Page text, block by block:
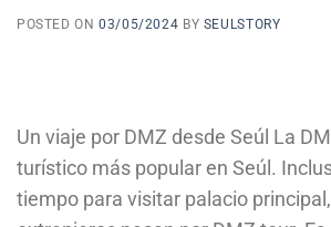
POSTED ON03/05/2024 BY SEULSTORY
Un viaje por DMZ desde Seúl La
turístico más popular en Seúl.
tiempo para visitar palacio